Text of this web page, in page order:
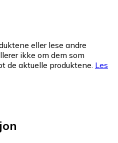
eller lese andre
ikke om dem som
de aktuelle produktene. Les